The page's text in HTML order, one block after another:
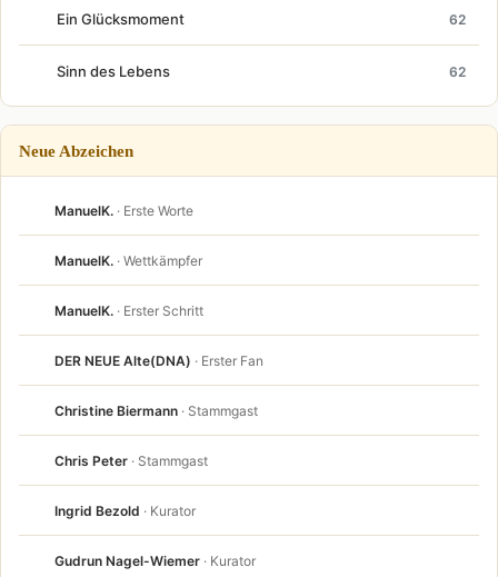
Ein Glücksmoment 62
Sinn des Lebens 62
Neue Abzeichen
ManuelK. · Erste Worte
ManuelK. · Wettkämpfer
ManuelK. · Erster Schritt
DER NEUE Alte(DNA) · Erster Fan
Christine Biermann · Stammgast
Chris Peter · Stammgast
Ingrid Bezold · Kurator
Gudrun Nagel-Wiemer · Kurator